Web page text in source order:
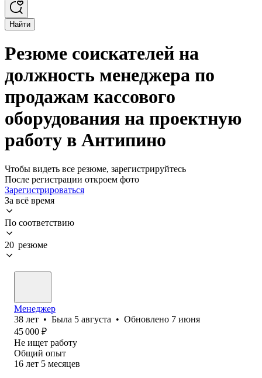
Найти
Резюме соискателей на
должность менеджера по
продажам кассового
оборудования на проектную
работу в Антипино
Чтобы видеть все резюме, зарегистрируйтесь
После регистрации откроем фото
Зарегистрироваться
За всё время
По соответствию
20 резюме
Менеджер
38 лет • Была 5 августа • Обновлено 7 июня
45 000 ₽
Не ищет работу
Общий опыт
16 лет 5 месяцев